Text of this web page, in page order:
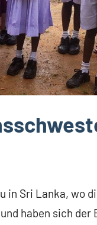
in Sri Lanka, wo
haben sich